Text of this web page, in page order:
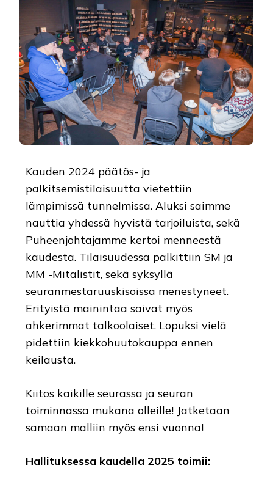
Kauden 2024 päätös- ja
palkitsemistilaisuutta vietettiin
lämpimissä tunnelmissa. Aluksi saimme
nauttia yhdessä hyvistä tarjoiluista, sekä
Puheenjohtajamme kertoi menneestä
kaudesta. Tilaisuudessa palkittiin SM ja
MM -Mitalistit, sekä syksyllä
seuranmestaruuskisoissa menestyneet.
Erityistä mainintaa saivat myös
ahkerimmat talkoolaiset. Lopuksi vielä
pidettiin kiekkohuutokauppa ennen
keilausta.
Kiitos kaikille seurassa ja seuran
toiminnassa mukana olleille! Jatketaan
samaan malliin myös ensi vuonna!
Hallituksessa kaudella 2025 toimii: